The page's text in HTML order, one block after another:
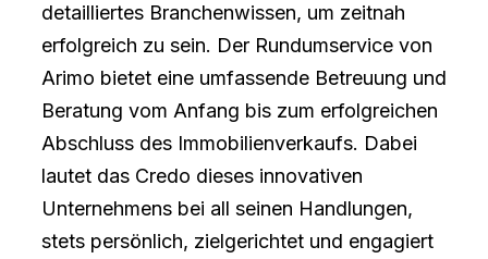
detailliertes Branchenwissen, um zeitnah
erfolgreich zu sein. Der Rundumservice von
Arimo bietet eine umfassende Betreuung und
Beratung vom Anfang bis zum erfolgreichen
Abschluss des Immobilienverkaufs. Dabei
lautet das Credo dieses innovativen
Unternehmens bei all seinen Handlungen,
stets persönlich, zielgerichtet und engagiert